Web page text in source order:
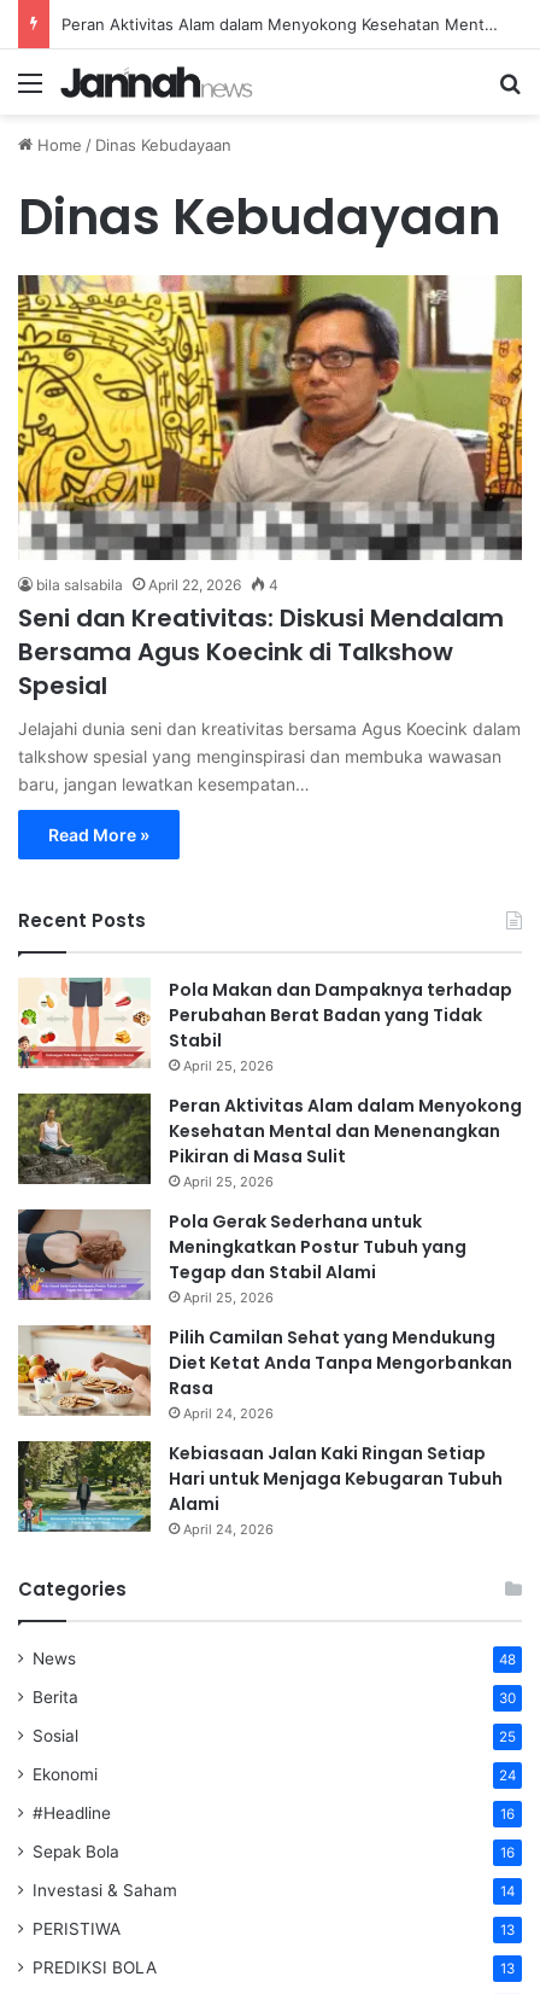
Peran Aktivitas Alam dalam Menyokong Kesehatan Mental dan Menenangkan Pikiran di Masa Sulit
Menu
Home / Dinas Kebudayaan
Dinas Kebudayaan
bila salsabila April 22, 2026 4
Seni dan Kreativitas: Diskusi Mendalam
Bersama Agus Koecink di Talkshow
Spesial
Jelajahi dunia seni dan kreativitas bersama Agus Koecink dalam
talkshow spesial yang menginspirasi dan membuka wawasan
baru, jangan lewatkan kesempatan…
Read More »
Recent Posts
Pola Makan dan Dampaknya terhadap
Perubahan Berat Badan yang Tidak
Stabil
April 25, 2026
Peran Aktivitas Alam dalam Menyokong
Kesehatan Mental dan Menenangkan
Pikiran di Masa Sulit
April 25, 2026
Pola Gerak Sederhana untuk
Meningkatkan Postur Tubuh yang
Tegap dan Stabil Alami
April 25, 2026
Pilih Camilan Sehat yang Mendukung
Diet Ketat Anda Tanpa Mengorbankan
Rasa
April 24, 2026
Kebiasaan Jalan Kaki Ringan Setiap
Hari untuk Menjaga Kebugaran Tubuh
Alami
April 24, 2026
Categories
News 48
Berita 30
Sosial 25
Ekonomi 24
#Headline 16
Sepak Bola 16
Investasi & Saham 14
PERISTIWA 13
PREDIKSI BOLA 13